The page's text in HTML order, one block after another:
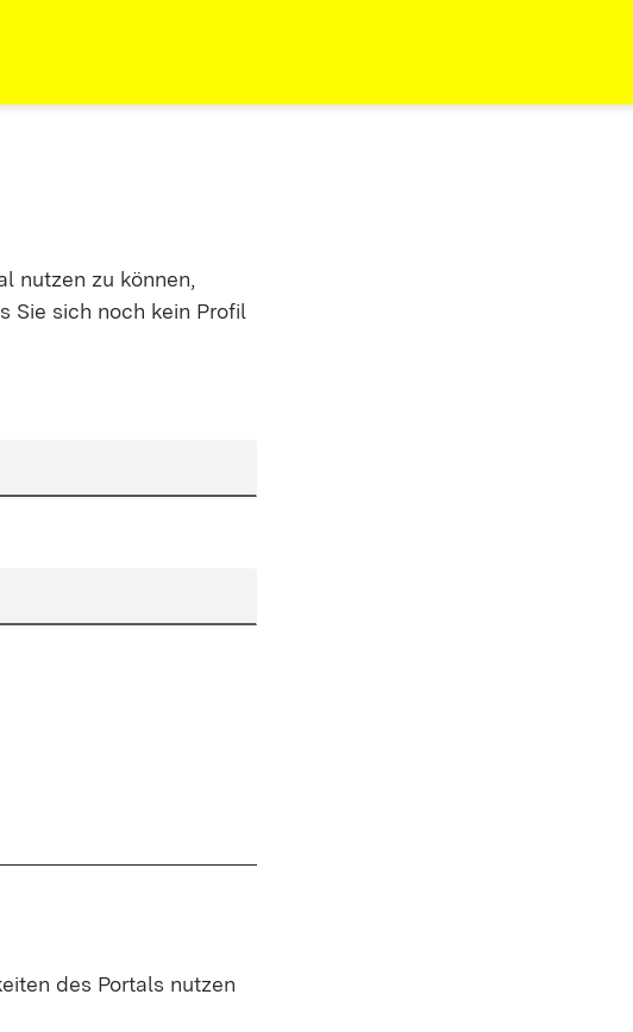
nutzen zu können,
Sie sich noch kein Profil
des Portals nutzen